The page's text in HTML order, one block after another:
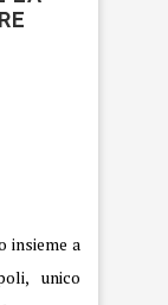
insieme a
, unico